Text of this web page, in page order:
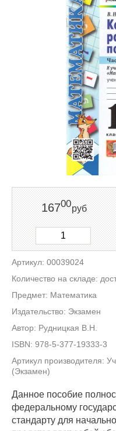
16700руб
Артикул: 00039024
Количество на складе:
Предмет: Математика
Издательство: Экзамен
Автор: Рудницкая В.Н.
ISBN: 978-5-377-19333-3
Артикул производителя:
(Экзамен)
Данное пособие
федеральному
стандарту для